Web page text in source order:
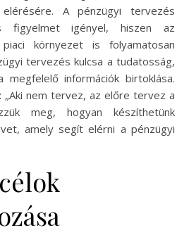
A pénzügyi tervezés
figyelmet igényel, hiszen az
környezet is folyamatosan
tervezés kulcsa a tudatosság,
információk birtoklása.
„Aki nem tervez, az előre tervez a
meg, hogyan készíthetünk
amely segít elérni a pénzügyi